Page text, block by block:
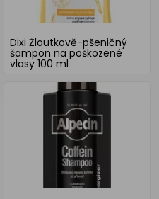
Dixi Žloutkově-pšeničný
šampon na poškozené
vlasy 100 ml